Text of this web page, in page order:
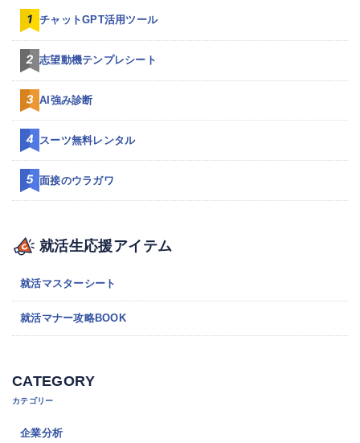
チャットGPT活用ツール
志望動機テンプレシート
AI強み診断
スーツ無料レンタル
面接のウラガワ
就活生応援アイテム
就活マスターシート
就活マナー攻略BOOK
CATEGORY
カテゴリー
企業分析